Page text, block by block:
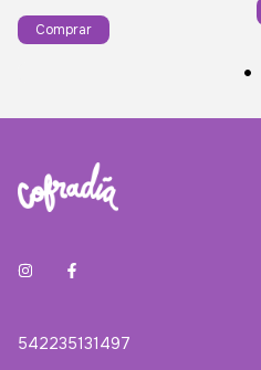
Comprar
542235131497